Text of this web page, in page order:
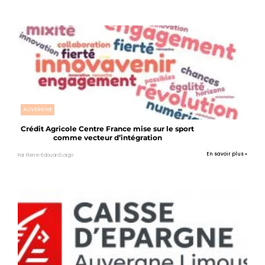
AUVERGNE
Crédit Agricole Centre France mise sur le sport
comme vecteur d’intégration
Par Pierre-Edouard Laigo En savoir plus »